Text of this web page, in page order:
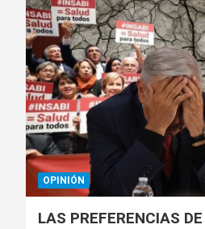
OPINIÓN
LAS PREFERENCIAS